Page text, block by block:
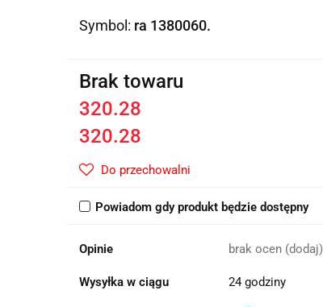
Symbol: ra 1380060.
Brak towaru
320.28
320.28
Do przechowalni
Powiadom gdy produkt będzie dostępny
Opinie brak ocen (dodaj)
Wysyłka w ciągu 24 godziny